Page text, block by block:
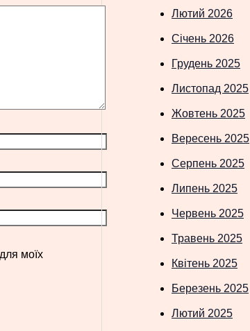
моїх
Лютий 2026
Січень 2026
Грудень 2025
Листопад 2025
Жовтень 2025
Вересень 2025
Серпень 2025
Липень 2025
Червень 2025
Травень 2025
Квітень 2025
Березень 2025
Лютий 2025